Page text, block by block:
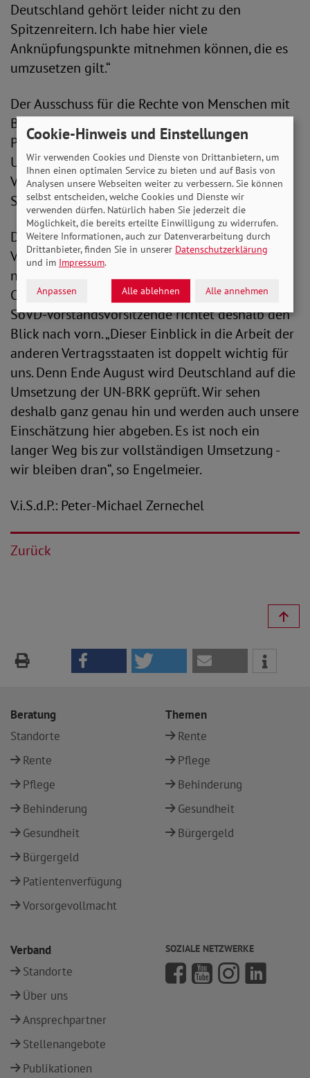
Deutschland gehört leider nicht zu den
Spitzenreitern. Ich habe hier viele
Anknüpfungspunkte mitnehmen können, die es
umzusetzen gilt.“
Der Ausschuss für die Rechte von Menschen mit
Behinderungen (Committee on the Rights of
Persons with Disabilities, CRPD) kontrolliert die
Umsetzung der Konvention in den
Vertragsstaaten durch die Prüfung von
Staatenberichten.
Daher lautet auch das Motto der diesjährigen
Vertragsstaaten-konferenz „Harmonisierung
nationaler Politiken und Strategien mit der
CRPD: Erfolge und Herausforderungen.“ Die
SoVD-Vorstandsvorsitzende richtet deshalb den
Blick nach vorn. „Dieser Einblick in die Arbeit der
anderen Vertragsstaaten ist doppelt wichtig für
uns. Denn Ende August wird Deutschland auf die
Umsetzung der UN-BRK geprüft. Wir sehen
deshalb ganz genau hin und werden auch unsere
Einschätzung hier abgeben. Es ist noch ein
langer Weg bis zur vollständigen Umsetzung -
wir bleiben dran“, so Engelmeier.
V.i.S.d.P.: Peter-Michael Zernechel
Zurück
Beratung
Standorte
Rente
Pflege
Behinderung
Gesundheit
Bürgergeld
Patientenverfügung
Vorsorgevollmacht
Themen
Rente
Pflege
Behinderung
Gesundheit
Bürgergeld
Verband
Standorte
Über uns
Ansprechpartner
Stellenangebote
Publikationen
SOZIALE NETZWERKE
Cookie-Hinweis und Einstellungen
Wir verwenden Cookies und Dienste von Drittanbietern, um
Ihnen einen optimalen Service zu bieten und auf Basis von
Analysen unsere Webseiten weiter zu verbessern. Sie können
selbst entscheiden, welche Cookies und Dienste wir
verwenden dürfen. Natürlich haben Sie jederzeit die
Möglichkeit, die bereits erteilte Einwilligung zu widerrufen.
Weitere Informationen, auch zur Datenverarbeitung durch
Drittanbieter, finden Sie in unserer Datenschutzerklärung
und im Impressum.
Anpassen Alle ablehnen Alle annehmen